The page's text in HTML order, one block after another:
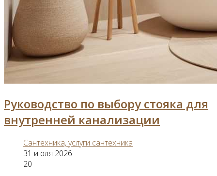
Руководство по выбору стояка для
внутренней канализации
Сантехника, услуги сантехника
31 июля 2026
20